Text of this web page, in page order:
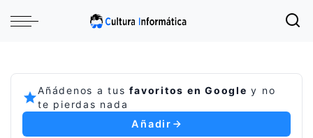
Añádenos a tusfavoritos en Google y no
te pierdas nada
Añadir